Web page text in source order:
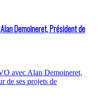
Demoineret, Président de